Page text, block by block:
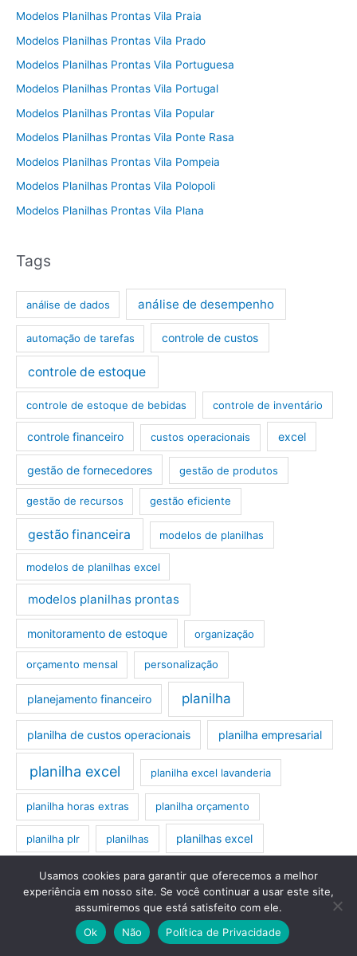
Modelos Planilhas Prontas Vila Praia
Modelos Planilhas Prontas Vila Prado
Modelos Planilhas Prontas Vila Portuguesa
Modelos Planilhas Prontas Vila Portugal
Modelos Planilhas Prontas Vila Popular
Modelos Planilhas Prontas Vila Ponte Rasa
Modelos Planilhas Prontas Vila Pompeia
Modelos Planilhas Prontas Vila Polopoli
Modelos Planilhas Prontas Vila Plana
Tags
análise de dados análise de desempenho
automação de tarefas controle de custos
controle de estoque
controle de estoque de bebidas controle de inventário
controle financeiro custos operacionais excel
gestão de fornecedores gestão de produtos
gestão de recursos gestão eficiente
gestão financeira modelos de planilhas
modelos de planilhas excel
modelos planilhas prontas
monitoramento de estoque organização
orçamento mensal personalização
planejamento financeiro planilha
planilha de custos operacionais planilha empresarial
planilha excel planilha excel lavanderia
planilha horas extras planilha orçamento
planilha plr planilhas planilhas excel
planilhas excel editáveis planilhas excel prontas
planilhas orçamentárias planilhas prontas
plr planilha preço de venda registro de compras
Usamos cookies para garantir que oferecemos a melhor
experiência em nosso site. Se você continuar a usar este site,
assumiremos que está satisfeito com ele.
Ok
Não Política de Privacidade